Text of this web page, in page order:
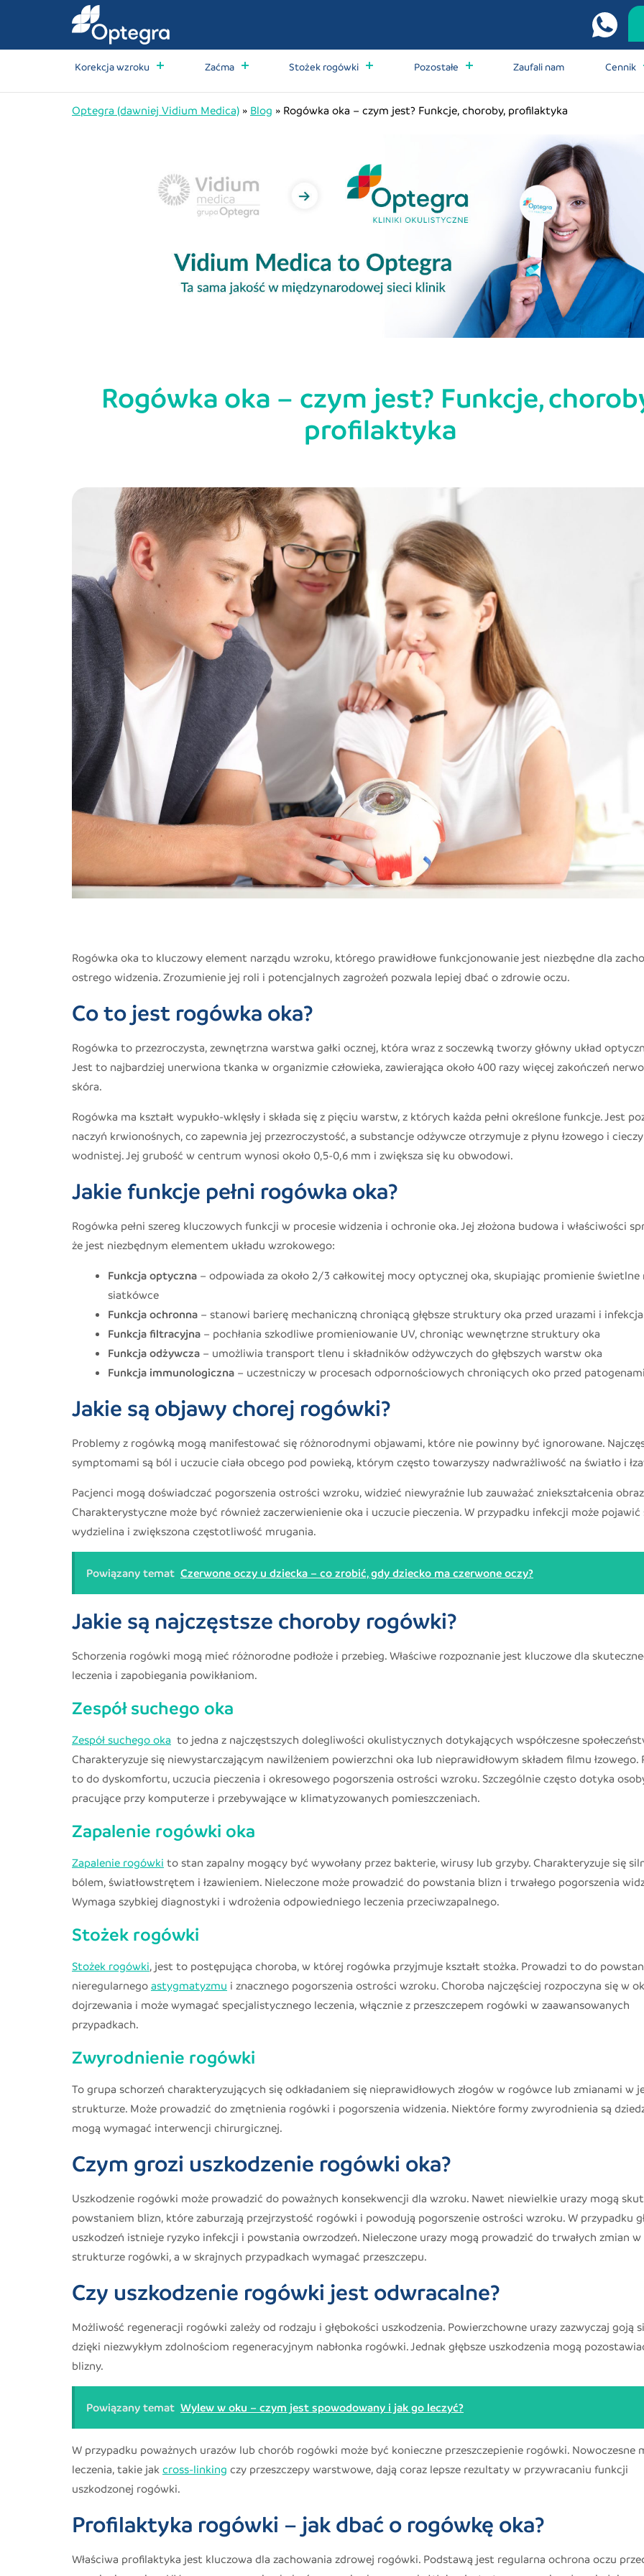
Korekcja wzroku Zaćma Stożek rogówki Pozostałe Zaufali nam Cennik
Optegra (dawniej Vidium Medica) » Blog » Rogówka oka – czym jest? Funkcje, choroby, profilaktyka
Rogówka oka – czym jest? Funkcje,
profilaktyka
Rogówka oka to kluczowy element narządu wzroku, którego prawidłowe funkcjonowanie jest niezbędne dla
ostrego widzenia. Zrozumienie jej roli i potencjalnych zagrożeń pozwala lepiej dbać o zdrowie oczu.
Co to jest rogówka oka?
Rogówka to przezroczysta, zewnętrzna warstwa gałki ocznej, która wraz z soczewką tworzy główny układ
Jest to najbardziej unerwiona tkanka w organizmie człowieka, zawierająca około 400 razy więcej zakończeń
skóra.
Rogówka ma kształt wypukło-wklęsły i składa się z pięciu warstw, z których każda pełni określone funkcje. Jest
naczyń krwionośnych, co zapewnia jej przezroczystość, a substancje odżywcze otrzymuje z płynu łzowego i cieczy
wodnistej. Jej grubość w centrum wynosi około 0,5-0,6 mm i zwiększa się ku obwodowi.
Jakie funkcje pełni rogówka oka?
Rogówka pełni szereg kluczowych funkcji w procesie widzenia i ochronie oka. Jej złożona budowa i właściwości
że jest niezbędnym elementem układu wzrokowego:
Funkcja optyczna – odpowiada za około 2/3 całkowitej mocy optycznej oka, skupiając promienie świetlne
siatkówce
Funkcja ochronna – stanowi barierę mechaniczną chroniącą głębsze struktury oka przed urazami i
Funkcja filtracyjna – pochłania szkodliwe promieniowanie UV, chroniąc wewnętrzne struktury oka
Funkcja odżywcza – umożliwia transport tlenu i składników odżywczych do głębszych warstw oka
Funkcja immunologiczna – uczestniczy w procesach odpornościowych chroniących oko przed patogenami
Jakie są objawy chorej rogówki?
Problemy z rogówką mogą manifestować się różnorodnymi objawami, które nie powinny być ignorowane.
symptomami są ból i uczucie ciała obcego pod powieką, którym często towarzyszy nadwrażliwość na światło i
Pacjenci mogą doświadczać pogorszenia ostrości wzroku, widzieć niewyraźnie lub zauważać zniekształcenia
Charakterystyczne może być również zaczerwienienie oka i uczucie pieczenia. W przypadku infekcji może pojawić
wydzielina i zwiększona częstotliwość mrugania.
Powiązany temat Czerwone oczy u dziecka – co zrobić, gdy dziecko ma czerwone oczy?
Jakie są najczęstsze choroby rogówki?
Schorzenia rogówki mogą mieć różnorodne podłoże i przebieg. Właściwe rozpoznanie jest kluczowe dla
leczenia i zapobiegania powikłaniom.
Zespół suchego oka
Zespół suchego oka to jedna z najczęstszych dolegliwości okulistycznych dotykających współczesne
Charakteryzuje się niewystarczającym nawilżeniem powierzchni oka lub nieprawidłowym składem filmu łzowego.
to do dyskomfortu, uczucia pieczenia i okresowego pogorszenia ostrości wzroku. Szczególnie często dotyka
pracujące przy komputerze i przebywające w klimatyzowanych pomieszczeniach.
Zapalenie rogówki oka
Zapalenie rogówki to stan zapalny mogący być wywołany przez bakterie, wirusy lub grzyby. Charakteryzuje się
bólem, światłowstrętem i łzawieniem. Nieleczone może prowadzić do powstania blizn i trwałego pogorszenia
Wymaga szybkiej diagnostyki i wdrożenia odpowiedniego leczenia przeciwzapalnego.
Stożek rogówki
Stożek rogówki, jest to postępująca choroba, w której rogówka przyjmuje kształt stożka. Prowadzi to do
nieregularnego astygmatyzmu i znacznego pogorszenia ostrości wzroku. Choroba najczęściej rozpoczyna się w
dojrzewania i może wymagać specjalistycznego leczenia, włącznie z przeszczepem rogówki w zaawansowanych
przypadkach.
Zwyrodnienie rogówki
To grupa schorzeń charakteryzujących się odkładaniem się nieprawidłowych złogów w rogówce lub zmianami w
strukturze. Może prowadzić do zmętnienia rogówki i pogorszenia widzenia. Niektóre formy zwyrodnienia są
mogą wymagać interwencji chirurgicznej.
Czym grozi uszkodzenie rogówki oka?
Uszkodzenie rogówki może prowadzić do poważnych konsekwencji dla wzroku. Nawet niewielkie urazy mogą
powstaniem blizn, które zaburzają przejrzystość rogówki i powodują pogorszenie ostrości wzroku. W przypadku
uszkodzeń istnieje ryzyko infekcji i powstania owrzodzeń. Nieleczone urazy mogą prowadzić do trwałych zmian w
strukturze rogówki, a w skrajnych przypadkach wymagać przeszczepu.
Czy uszkodzenie rogówki jest odwracalne?
Możliwość regeneracji rogówki zależy od rodzaju i głębokości uszkodzenia. Powierzchowne urazy zazwyczaj goją
dzięki niezwykłym zdolnościom regeneracyjnym nabłonka rogówki. Jednak głębsze uszkodzenia mogą
blizny.
Powiązany temat Wylew w oku – czym jest spowodowany i jak go leczyć?
W przypadku poważnych urazów lub chorób rogówki może być konieczne przeszczepienie rogówki. Nowoczesne
leczenia, takie jak cross-linking czy przeszczepy warstwowe, dają coraz lepsze rezultaty w przywracaniu funkcji
uszkodzonej rogówki.
Profilaktyka rogówki – jak dbać o rogówkę oka?
Właściwa profilaktyka jest kluczowa dla zachowania zdrowej rogówki. Podstawą jest regularna ochrona oczu